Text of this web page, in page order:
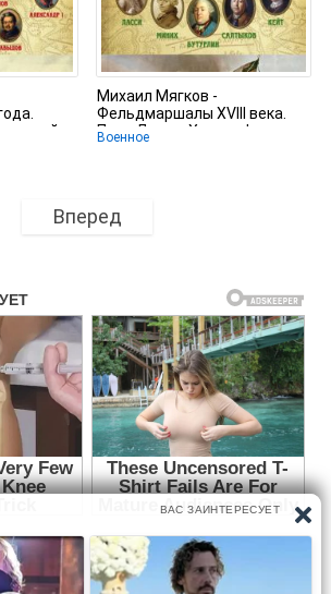
Михаил Мягков -
Фельдмаршалы XVIII века.
Петр Ласси, Христофор
Военное
Вперед